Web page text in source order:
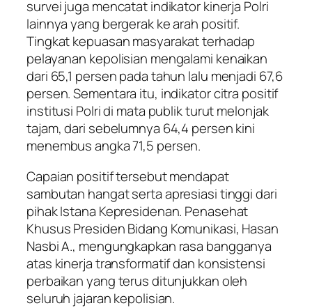
survei juga mencatat indikator kinerja Polri
lainnya yang bergerak ke arah positif.
Tingkat kepuasan masyarakat terhadap
pelayanan kepolisian mengalami kenaikan
dari 65,1 persen pada tahun lalu menjadi 67,6
persen. Sementara itu, indikator citra positif
institusi Polri di mata publik turut melonjak
tajam, dari sebelumnya 64,4 persen kini
menembus angka 71,5 persen.
Capaian positif tersebut mendapat
sambutan hangat serta apresiasi tinggi dari
pihak Istana Kepresidenan. Penasehat
Khusus Presiden Bidang Komunikasi, Hasan
Nasbi A., mengungkapkan rasa bangganya
atas kinerja transformatif dan konsistensi
perbaikan yang terus ditunjukkan oleh
seluruh jajaran kepolisian.